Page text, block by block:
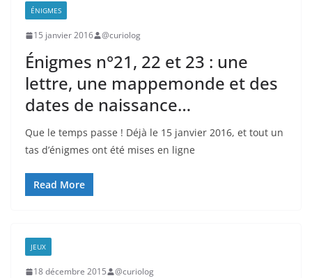
ÉNIGMES
15 janvier 2016 @curiolog
Énigmes n°21, 22 et 23 : une
lettre, une mappemonde et des
dates de naissance…
Que le temps passe ! Déjà le 15 janvier 2016, et tout un
tas d’énigmes ont été mises en ligne
Read More
JEUX
18 décembre 2015 @curiolog